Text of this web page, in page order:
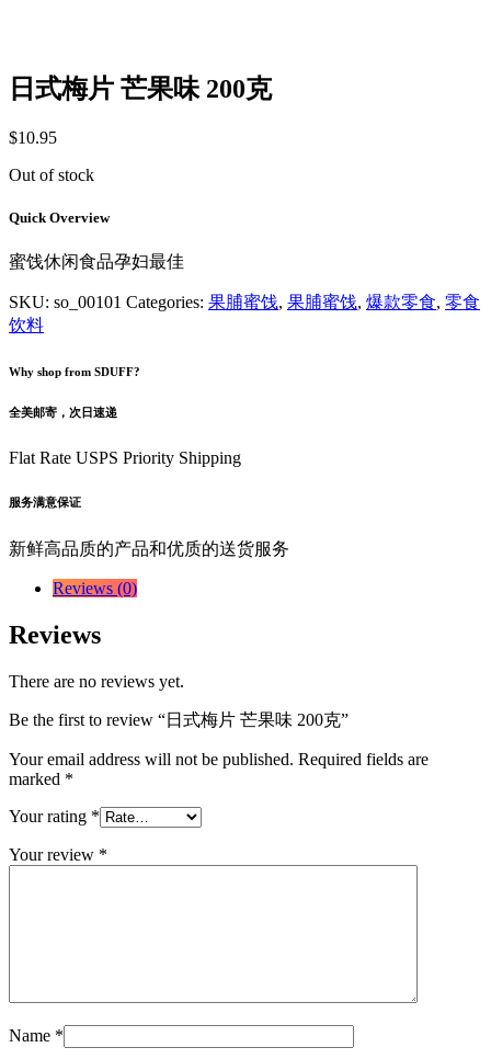
日式梅片 芒果味 200克
$10.95
Out of stock
Quick Overview
蜜饯休闲食品孕妇最佳
SKU: so_00101 Categories: 果脯蜜饯, 果脯蜜饯, 爆款零食, 零食
饮料
Why shop from SDUFF?
全美邮寄，次日速递
Flat Rate USPS Priority Shipping
服务满意保证
新鲜高品质的产品和优质的送货服务
Reviews (0)
Reviews
There are no reviews yet.
Be the first to review “日式梅片 芒果味 200克”
Your email address will not be published. Required fields are
marked *
Your rating *
Your review *
Name *